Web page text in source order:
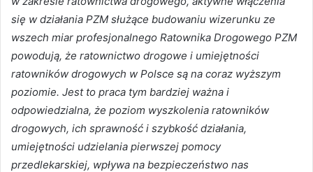
się w działania PZM służące budowaniu wizerunku ze
wszech miar profesjonalnego Ratownika Drogowego PZM
powodują, że ratownictwo drogowe i umiejętności
ratowników drogowych w Polsce są na coraz wyższym
poziomie. Jest to praca tym bardziej ważna i
odpowiedzialna, że poziom wyszkolenia ratowników
drogowych, ich sprawność i szybkość działania,
umiejętności udzielania pierwszej pomocy
przedlekarskiej, wpływa na bezpieczeństwo nas